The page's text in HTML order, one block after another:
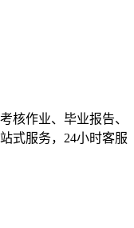
核作业、毕业报告、
式服务，24小时客服